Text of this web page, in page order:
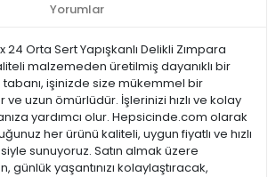
Yorumlar
Orta Sert Yapışkanlı Delikli Zımpara
malzemeden üretilmiş dayanıklı bir
tabanı, işinizde size mükemmel bir
uzun ömürlüdür. İşlerinizi hızlı ve kolay
yardımcı olur. Hepsicinde.com olarak
her ürünü kaliteli, uygun fiyatlı ve hızlı
sunuyoruz. Satın almak üzere
günlük yaşantınızı kolaylaştıracak,